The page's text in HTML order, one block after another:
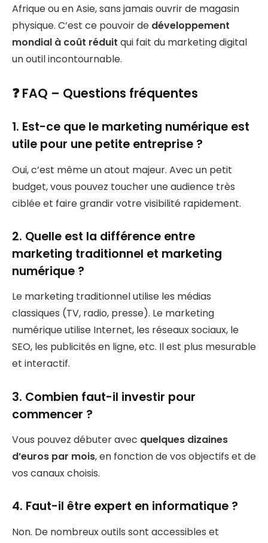
Afrique ou en Asie, sans jamais ouvrir de magasin
physique. C’est ce pouvoir de développement
mondial à coût réduit qui fait du marketing digital
un outil incontournable.
❓ FAQ – Questions fréquentes
1. Est-ce que le marketing numérique est
utile pour une petite entreprise ?
Oui, c’est même un atout majeur. Avec un petit
budget, vous pouvez toucher une audience très
ciblée et faire grandir votre visibilité rapidement.
2. Quelle est la différence entre
marketing traditionnel et marketing
numérique ?
Le marketing traditionnel utilise les médias
classiques (TV, radio, presse). Le marketing
numérique utilise Internet, les réseaux sociaux, le
SEO, les publicités en ligne, etc. Il est plus mesurable
et interactif.
3. Combien faut-il investir pour
commencer ?
Vous pouvez débuter avec quelques dizaines
d’euros par mois, en fonction de vos objectifs et de
vos canaux choisis.
4. Faut-il être expert en informatique ?
Non. De nombreux outils sont accessibles et